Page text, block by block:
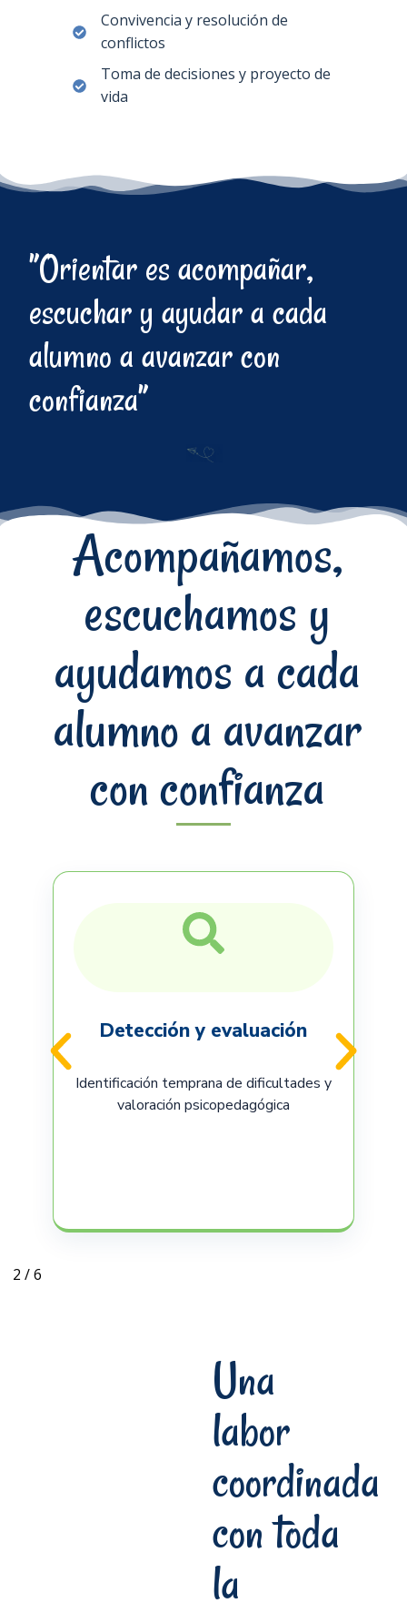
Convivencia y resolución de
conflictos
Toma de decisiones y proyecto de
vida
”Orientar es acompañar,
escuchar y ayudar a cada
alumno a avanzar con
confianza”
Acompañamos,
escuchamos y
ayudamos a cada
alumno a avanzar
con confianza
Detección y evaluación
Identificación temprana de dificultades y
valoración psicopedagógica
2 /6
Una
labor
coordinada
con toda
la